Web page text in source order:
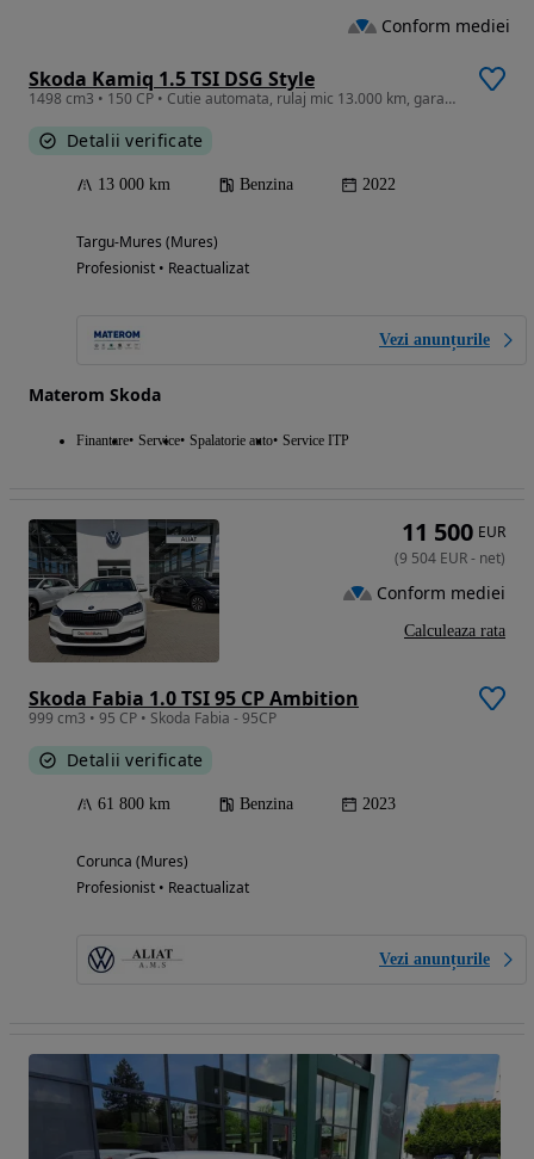
Skoda Kamiq 1.5 TSI DSG Style
1498 cm3 • 150 CP • Cutie automata, rulaj mic 13.000 km, garantie, TVA deductibil
Detalii verificate
13 000 km Benzina 2022
Targu-Mures (Mures)
Profesionist • Reactualizat
Vezi anunțurile
Materom Skoda
Finantare Service Spalatorie auto Service ITP
Conform mediei
Skoda Fabia 1.0 TSI 95 CP Ambition
999 cm3 • 95 CP • Skoda Fabia - 95CP
Detalii verificate
61 800 km Benzina 2023
Corunca (Mures)
Profesionist • Reactualizat
Vezi anunțurile
11 500 EUR
(9 504 EUR- net)
Conform mediei
Calculeaza rata